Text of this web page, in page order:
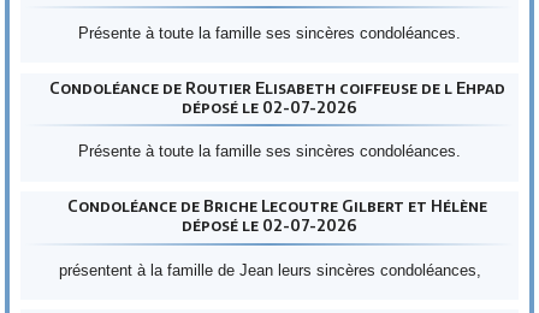
Présente à toute la famille ses sincères condoléances.
Condoléance de Routier Elisabeth coiffeuse de l Ehpad
déposé le 02-07-2026
Présente à toute la famille ses sincères condoléances.
Condoléance de Briche Lecoutre Gilbert et Hélène
déposé le 02-07-2026
présentent à la famille de Jean leurs sincères condoléances,